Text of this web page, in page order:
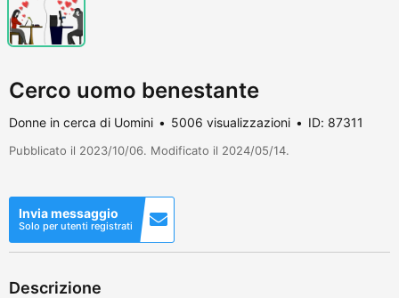
Cerco uomo benestante
Donne in cerca di Uomini 5006 visualizzazioni ID: 87311
Pubblicato il 2023/10/06. Modificato il 2024/05/14.
Invia messaggio
Solo per utenti registrati
Descrizione